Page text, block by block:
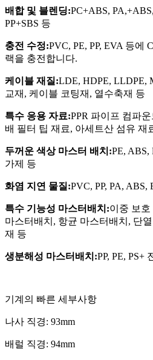
배합 및 블렌딩:PC+ABS,
PP+SBS 등
충전 수정:PVC, PE, PP, EVA 등에
랙을 충전합니다.
케이블 재질:LDE, HDPE, LLDPE,
교재, 케이블 코팅재, 열수축재 등
특수 응용 자료:PPR 파이프 컴파
배 필터 팁 재료, 아세트산 섬유 재
두꺼운 색상 마스터 배치:PE, ABS,
가제 등
화염 지연 물질:PVC, PP, PA,
특수 기능성 마스터배치:이중 보호
마스터배치, 항균 마스터배치, 단
재 등
생분해성 마스터배치:PP, PE, PS+
기계의 빠른 세부사항
나사 직경: 93mm
배럴 직경: 94mm